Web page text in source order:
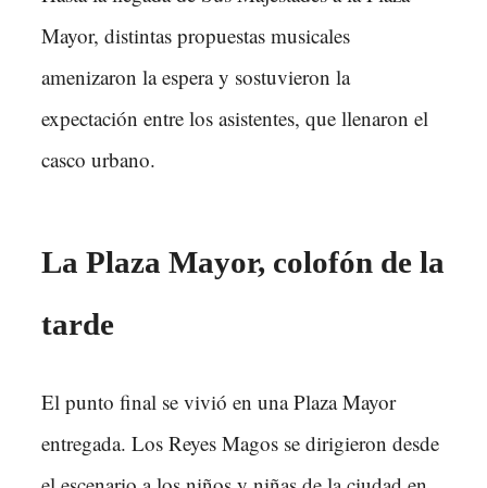
Mayor, distintas propuestas musicales
amenizaron la espera y sostuvieron la
expectación entre los asistentes, que llenaron el
casco urbano.
La Plaza Mayor, colofón de la
tarde
El punto final se vivió en una Plaza Mayor
entregada. Los Reyes Magos se dirigieron desde